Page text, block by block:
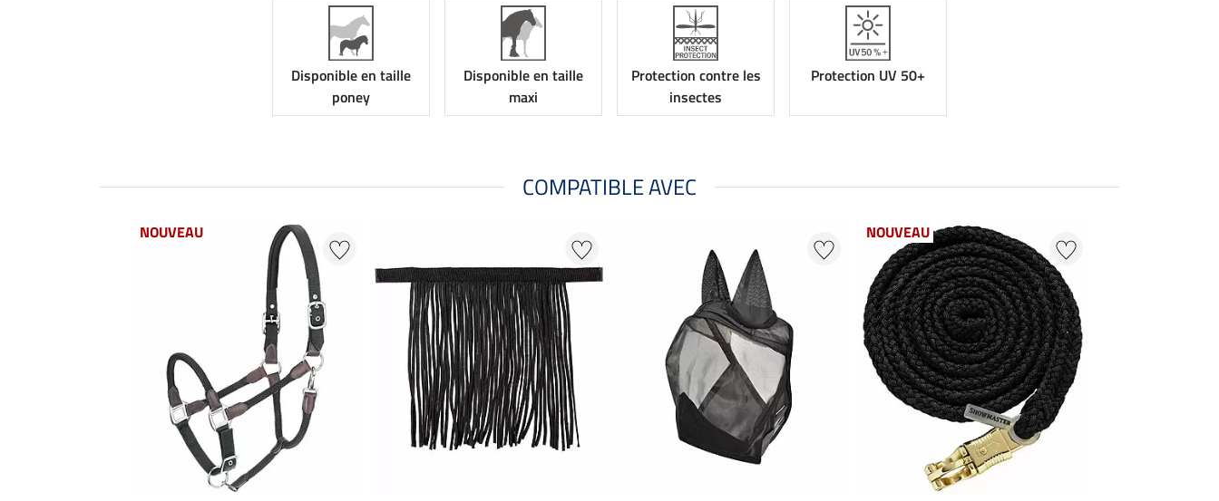
Disponible en taille
poney
Disponible en taille
maxi
Protection contre les
insectes
Protection UV 50+
COMPATIBLE AVEC
NOUVEAU NOUVEAU